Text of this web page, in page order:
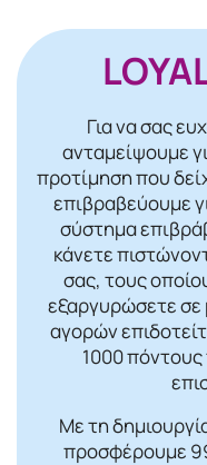
Για να σας
ανταμείψουμε
προτίμηση που
επιβραβεύουμε
σύστημα
κάνετε
σας, τους
εξαργυρώσετε σε
αγορών
1000
Με τη
προσφέρουμε